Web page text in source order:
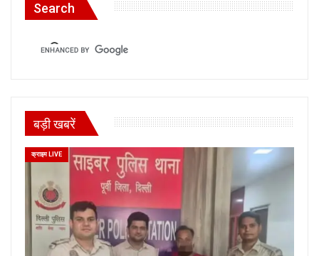
Search
बड़ी खबरें
क्राइम LIVE